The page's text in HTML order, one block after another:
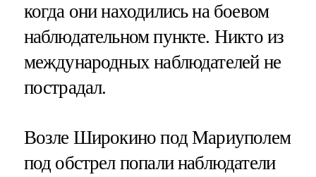
когда они находились на боевом
наблюдательном пункте. Никто из
международных наблюдателей не
пострадал.
Возле Широкино под Мариуполем
под обстрел попали наблюдатели